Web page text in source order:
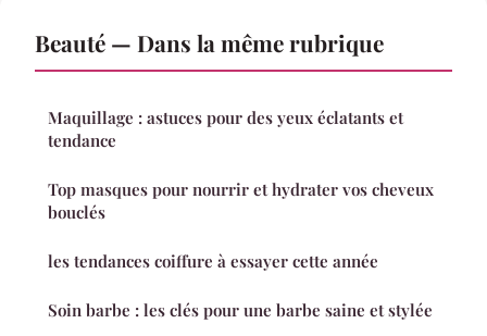
Beauté — Dans la même rubrique
Maquillage : astuces pour des yeux éclatants et
tendance
Top masques pour nourrir et hydrater vos cheveux
bouclés
les tendances coiffure à essayer cette année
Soin barbe : les clés pour une barbe saine et stylée